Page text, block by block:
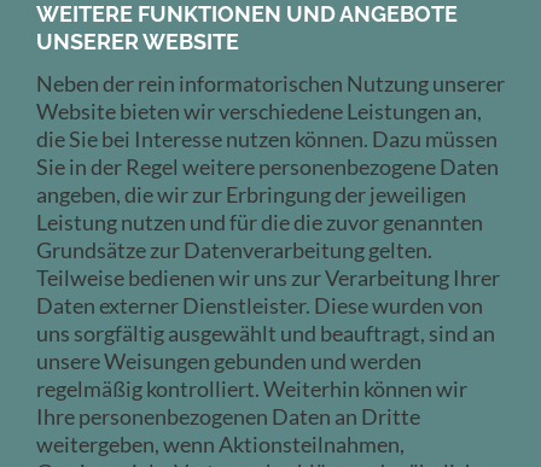
WEITERE FUNKTIONEN UND ANGEBOTE
UNSERER WEBSITE
Neben der rein informatorischen Nutzung unserer
Website bieten wir verschiedene Leistungen an,
die Sie bei Interesse nutzen können. Dazu müssen
Sie in der Regel weitere personenbezogene Daten
angeben, die wir zur Erbringung der jeweiligen
Leistung nutzen und für die die zuvor genannten
Grundsätze zur Datenverarbeitung gelten.
Teilweise bedienen wir uns zur Verarbeitung Ihrer
Daten externer Dienstleister. Diese wurden von
uns sorgfältig ausgewählt und beauftragt, sind an
unsere Weisungen gebunden und werden
regelmäßig kontrolliert. Weiterhin können wir
Ihre personenbezogenen Daten an Dritte
weitergeben, wenn Aktionsteilnahmen,